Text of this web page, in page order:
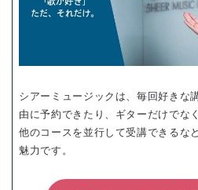
シアーミュージックは、毎回好きな
由に予約できたり、ギターだけでな
他のコースを並行して受講できるな
魅力です。